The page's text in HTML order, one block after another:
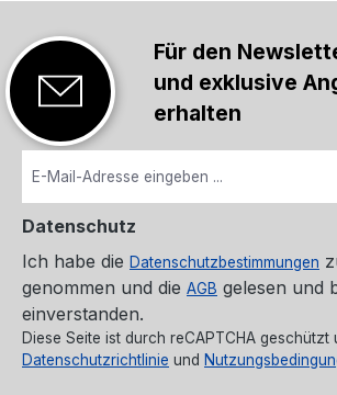
Für den
und exklusive
erhalten
Datenschutz
Ich habe die Datenschutzbestimmungen
genommen und die AGB gelesen und
einverstanden.
Diese Seite ist durch reCAPTCHA geschützt
Datenschutzrichtlinie und